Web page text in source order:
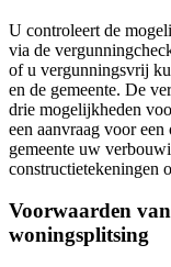
U controleert de
via de
of u vergunningsvrij
en de gemeente. De
drie mogelijkheden
een aanvraag voor
gemeente uw
constructietekeningen
Voorwaarden
woningsplitsing